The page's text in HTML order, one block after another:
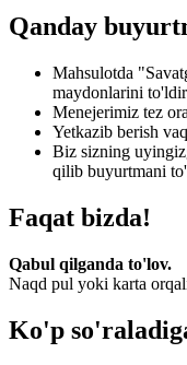
Qanday
Mahsulotda
maydonlarini
Menejerimiz tez
Yetkazib berish
Biz sizning
qilib buyurtmani
Faqat bizda!
Qabul qilganda to'lov.
Naqd pul yoki karta
Ko'p